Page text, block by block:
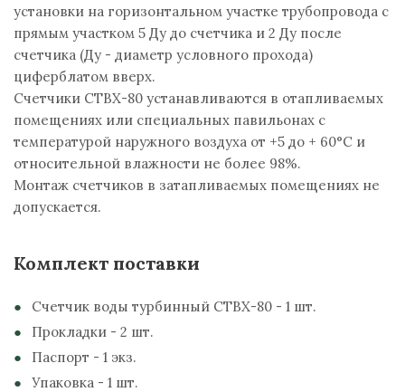
установки на горизонтальном участке трубопровода с
прямым участком 5 Ду до счетчика и 2 Ду после
счетчика (Ду - диаметр условного прохода)
циферблатом вверх.
Счетчики СТВХ-80 устанавливаются в отапливаемых
помещениях или специальных павильонах с
температурой наружного воздуха от +5 до + 60°С и
относительной влажности не более 98%.
Монтаж счетчиков в затапливаемых помещениях не
допускается.
Комплект поставки
Счетчик воды турбинный СТВХ-80 - 1 шт.
Прокладки - 2 шт.
Паспорт - 1 экз.
Упаковка - 1 шт.